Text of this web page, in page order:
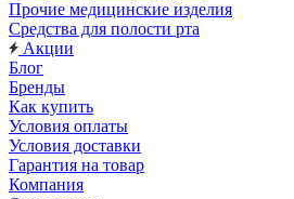
Прочие медицинские изделия
Средства для полости рта
Акции
Блог
Бренды
Как купить
Условия оплаты
Условия доставки
Гарантия на товар
Компания